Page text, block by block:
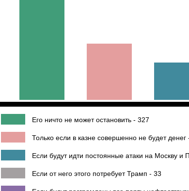
Его ничто не может остановить - 327
Только если в казне совершенно не будет денег
Если будут идти постоянные атаки на Москву и
Если от него этого потребует Трамп - 33